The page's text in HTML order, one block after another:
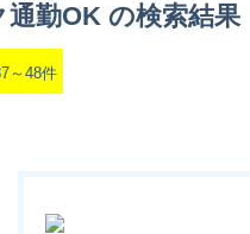
勤OK の検索結果
～48件